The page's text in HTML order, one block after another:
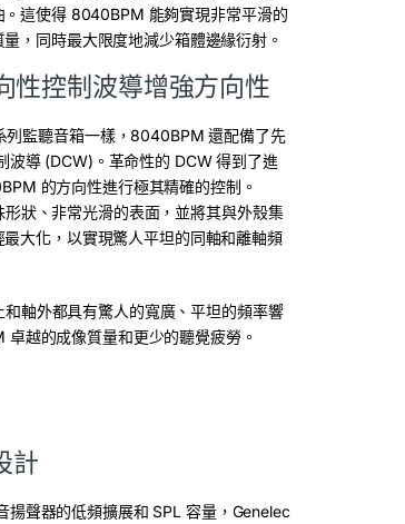
。這使得 8040BPM 能夠實現非常平滑的
，同時最大限度地減少箱體邊緣衍射。
性控制波導增強方向性
監聽音箱一樣，8040BPM 還配備了先
波導 (DCW)。革命性的 DCW 得到了進
的方向性進行極其精確的控制。
狀、非常光滑的表面，並將其與外殼集
大化，以實現驚人平坦的同軸和離軸頻
軸外都具有驚人的寬廣、平坦的頻率響
越的成像質量和更少的聽覺疲勞。
計
聲器的低頻擴展和 SPL 容量，Genelec